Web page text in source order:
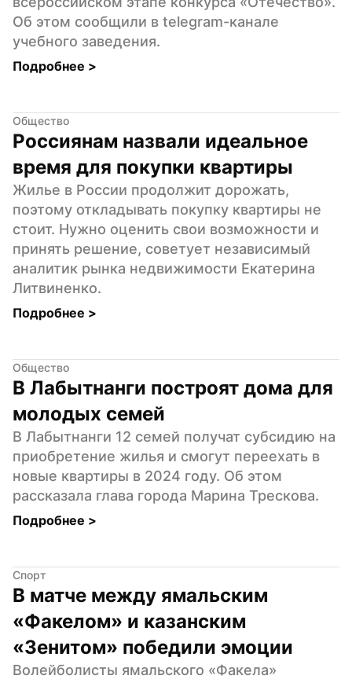
Об этом сообщили в telegram-канале
учебного заведения.
Подробнее >
Общество
Россиянам назвали идеальное
время для покупки квартиры
Жилье в России продолжит дорожать,
поэтому откладывать покупку квартиры не
стоит. Нужно оценить свои возможности и
принять решение, советует независимый
аналитик рынка недвижимости Екатерина
Литвиненко.
Подробнее >
Общество
В Лабытнанги построят дома для
молодых семей
В Лабытнанги 12 семей получат субсидию на
приобретение жилья и смогут переехать в
новые квартиры в 2024 году. Об этом
рассказала глава города Марина Трескова.
Подробнее >
Спорт
В матче между ямальским
«Факелом» и казанским
«Зенитом» победили эмоции
Волейболисты ямальского «Факела»